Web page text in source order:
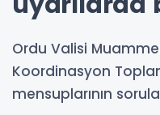
Ordu Valisi
Koordinasyon
mensuplarının